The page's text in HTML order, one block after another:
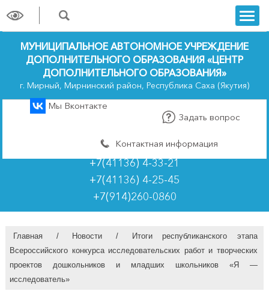
trk
МУНИЦИПАЛЬНОЕ АВТОНОМНОЕ УЧРЕЖДЕНИЕ
ДОПОЛНИТЕЛЬНОГО ОБРАЗОВАНИЯ «ЦЕНТР
ДОПОЛНИТЕЛЬНОГО ОБРАЗОВАНИЯ»
г. Мирный, Мирнинский район, Республика Саха (Якутия)
Мы Вконтакте
Задать вопрос
Контактная информация
+7(41136) 4-33-21
+7(41136) 4-25-45
+7(914)260-0860
Главная / Новости /
Итоги республиканского этапа
Всероссийского конкурса исследовательских работ и творческих
проектов дошкольников и младших школьников «Я —
исследователь»